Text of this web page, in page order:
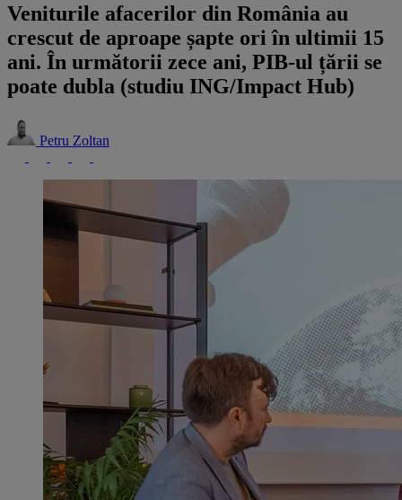
Veniturile afacerilor din România au
crescut de aproape șapte ori în ultimii 15
ani. În următorii zece ani, PIB-ul țării se
poate dubla (studiu ING/Impact Hub)
Petru Zoltan